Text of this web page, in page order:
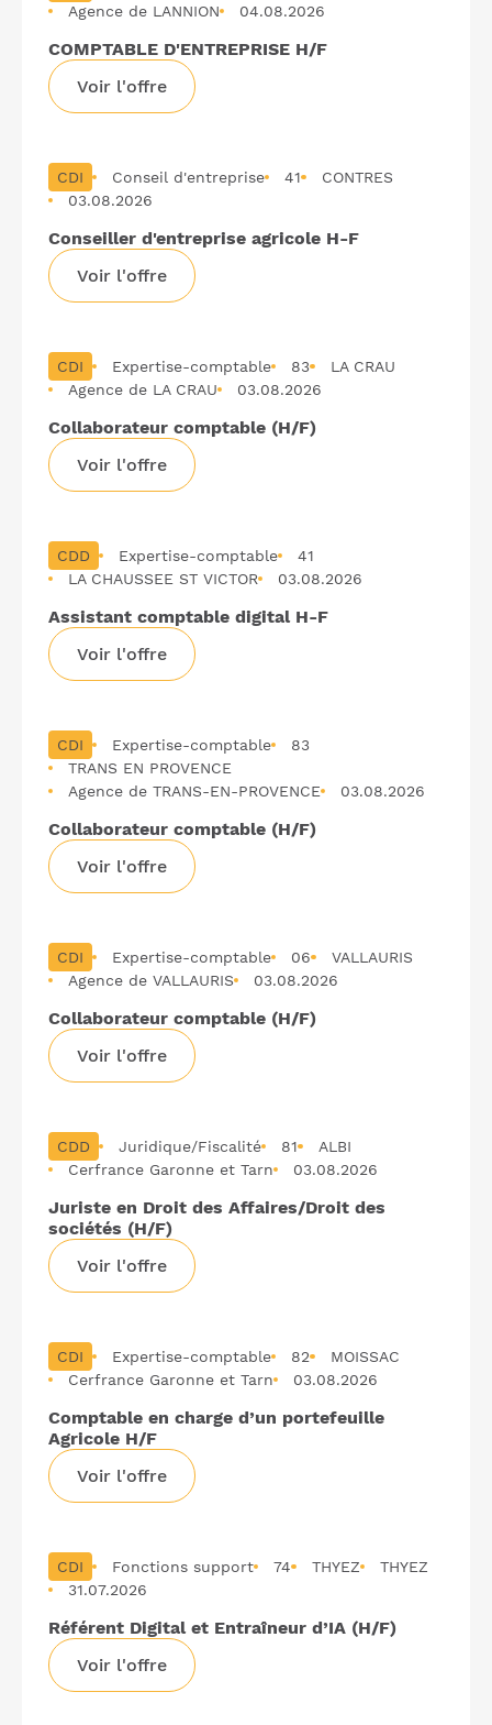
Agence de LANNION
04.08.2026
COMPTABLE D'ENTREPRISE H/F
Voir l'offre
CDI Conseil d'entreprise 41
CONTRES
03.08.2026
Conseiller d'entreprise agricole H-F
Voir l'offre
CDI Expertise-comptable 83
LA CRAU
Agence de LA CRAU
03.08.2026
Collaborateur comptable (H/F)
Voir l'offre
CDD Expertise-comptable
41
LA CHAUSSEE ST VICTOR
03.08.2026
Assistant comptable digital H-F
Voir l'offre
CDI Expertise-comptable
83
TRANS EN PROVENCE
Agence de TRANS-EN-PROVENCE
03.08.2026
Collaborateur comptable (H/F)
Voir l'offre
CDI Expertise-comptable 06
VALLAURIS
Agence de VALLAURIS
03.08.2026
Collaborateur comptable (H/F)
Voir l'offre
CDD Juridique/Fiscalité 81
ALBI
Cerfrance Garonne et Tarn
03.08.2026
Juriste en Droit des Affaires/Droit des
sociétés (H/F)
Voir l'offre
CDI Expertise-comptable 82
MOISSAC
Cerfrance Garonne et Tarn
03.08.2026
Comptable en charge d’un portefeuille
Agricole H/F
Voir l'offre
CDI Fonctions support 74 THYEZ
THYEZ
31.07.2026
Référent Digital et Entraîneur d’IA (H/F)
Voir l'offre